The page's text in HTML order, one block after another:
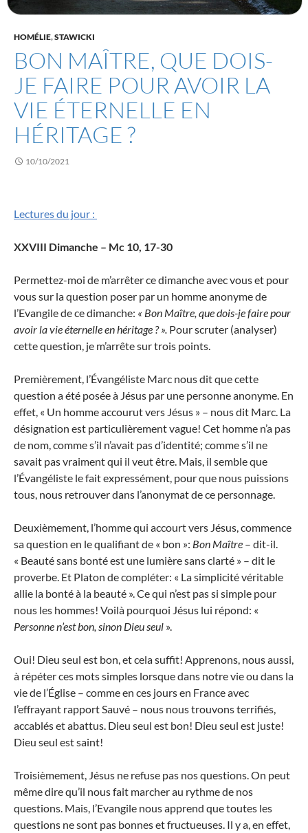
HOMÉLIE,STAWICKI
BON MAÎTRE, QUE DOIS-
JE FAIRE POUR AVOIR LA
VIE ÉTERNELLE EN
HÉRITAGE ?
10/10/2021
Lectures du jour :
XXVIII Dimanche – Mc 10, 17-30
Permettez-moi de m’arrêter ce dimanche avec vous et pour
vous sur la question poser par un homme anonyme de
l’Evangile de ce dimanche: « Bon Maître, que dois-je faire pour
avoir la vie éternelle en héritage ? ». Pour scruter (analyser)
cette question, je m’arrête sur trois points.
Premièrement, l’Évangéliste Marc nous dit que cette
question a été posée à Jésus par une personne anonyme. En
effet, « Un homme accourut vers Jésus » – nous dit Marc. La
désignation est particulièrement vague! Cet homme n’a pas
de nom, comme s’il n’avait pas d’identité; comme s’il ne
savait pas vraiment qui il veut être. Mais, il semble que
l’Évangéliste le fait expressément, pour que nous puissions
tous, nous retrouver dans l’anonymat de ce personnage.
Deuxièmement, l’homme qui accourt vers Jésus, commence
sa question en le qualifiant de « bon »: Bon Maître – dit-il.
« Beauté sans bonté est une lumière sans clarté » – dit le
proverbe. Et Platon de compléter: « La simplicité véritable
allie la bonté à la beauté ». Ce qui n’est pas si simple pour
nous les hommes! Voilà pourquoi Jésus lui répond: «
Personne n’est bon, sinon Dieu seul ».
Oui! Dieu seul est bon, et cela suffit! Apprenons, nous aussi,
à répéter ces mots simples lorsque dans notre vie ou dans la
vie de l’Église – comme en ces jours en France avec
l’effrayant rapport Sauvé – nous nous trouvons terrifiés,
accablés et abattus. Dieu seul est bon! Dieu seul est juste!
Dieu seul est saint!
Troisièmement, Jésus ne refuse pas nos questions. On peut
même dire qu’il nous fait marcher au rythme de nos
questions. Mais, l’Evangile nous apprend que toutes les
questions ne sont pas bonnes et fructueuses. Il y a, en effet,